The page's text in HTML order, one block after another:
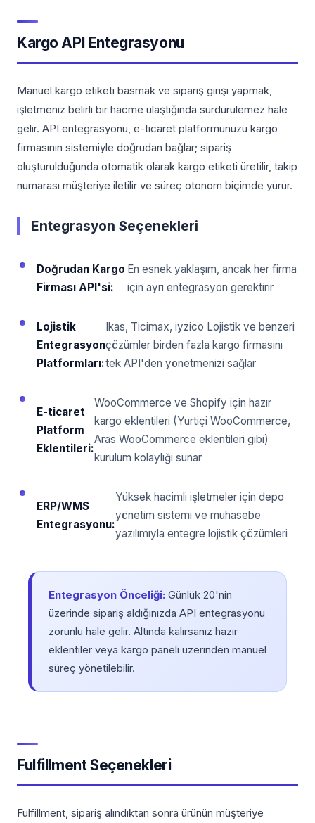
Kargo API Entegrasyonu
Manuel kargo etiketi basmak ve sipariş girişi yapmak,
işletmeniz belirli bir hacme ulaştığında sürdürülemez hale
gelir. API entegrasyonu, e-ticaret platformunuzu kargo
firmasının sistemiyle doğrudan bağlar; sipariş
oluşturulduğunda otomatik olarak kargo etiketi üretilir, takip
numarası müşteriye iletilir ve süreç otonom biçimde yürür.
Entegrasyon Seçenekleri
Doğrudan Kargo
Firması API'si:
En esnek yaklaşım, ancak her firma
için ayrı entegrasyon gerektirir
Lojistik
Entegrasyon
Platformları:
Ikas, Ticimax, iyzico Lojistik ve benzeri
çözümler birden fazla kargo firmasını
tek API'den yönetmenizi sağlar
E-ticaret
Platform
Eklentileri:
WooCommerce ve Shopify için hazır
kargo eklentileri (Yurtiçi WooCommerce,
Aras WooCommerce eklentileri gibi)
kurulum kolaylığı sunar
ERP/WMS
Entegrasyonu:
Yüksek hacimli işletmeler için depo
yönetim sistemi ve muhasebe
yazılımıyla entegre lojistik çözümleri
Entegrasyon Önceliği: Günlük 20'nin
üzerinde sipariş aldığınızda API entegrasyonu
zorunlu hale gelir. Altında kalırsanız hazır
eklentiler veya kargo paneli üzerinden manuel
süreç yönetilebilir.
Fulfillment Seçenekleri
Fulfillment, sipariş alındıktan sonra ürünün müşteriye